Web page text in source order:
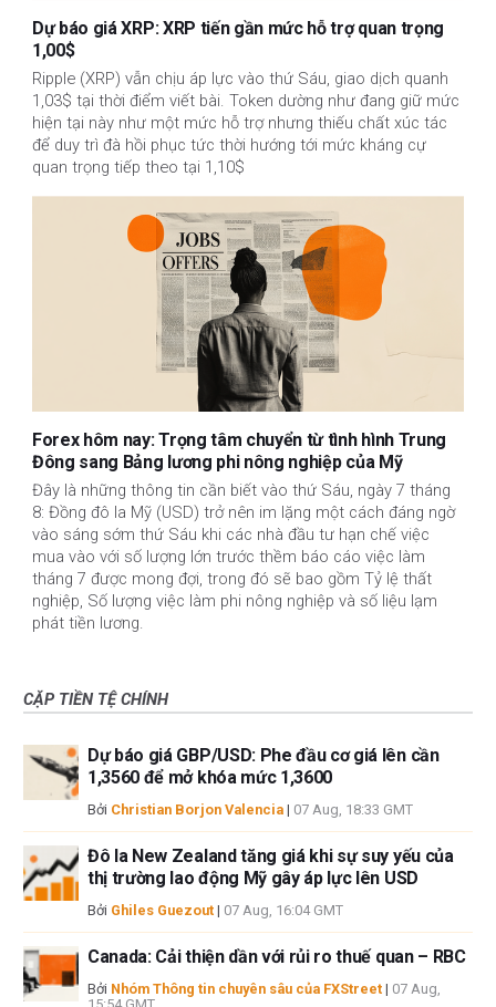
Dự báo giá XRP: XRP tiến gần mức hỗ trợ quan trọng
1,00$
Ripple (XRP) vẫn chịu áp lực vào thứ Sáu, giao dịch quanh
1,03$ tại thời điểm viết bài. Token dường như đang giữ mức
hiện tại này như một mức hỗ trợ nhưng thiếu chất xúc tác
để duy trì đà hồi phục tức thời hướng tới mức kháng cự
quan trọng tiếp theo tại 1,10$
Forex hôm nay: Trọng tâm chuyển từ tình hình Trung
Đông sang Bảng lương phi nông nghiệp của Mỹ
Đây là những thông tin cần biết vào thứ Sáu, ngày 7 tháng
8: Đồng đô la Mỹ (USD) trở nên im lặng một cách đáng ngờ
vào sáng sớm thứ Sáu khi các nhà đầu tư hạn chế việc
mua vào với số lượng lớn trước thềm báo cáo việc làm
tháng 7 được mong đợi, trong đó sẽ bao gồm Tỷ lệ thất
nghiệp, Số lượng việc làm phi nông nghiệp và số liệu lạm
phát tiền lương.
CẶP TIỀN TỆ CHÍNH
Dự báo giá GBP/USD: Phe đầu cơ giá lên cần
1,3560 để mở khóa mức 1,3600
Bởi Christian Borjon Valencia | 07 Aug, 18:33 GMT
Đô la New Zealand tăng giá khi sự suy yếu của
thị trường lao động Mỹ gây áp lực lên USD
Bởi Ghiles Guezout | 07 Aug, 16:04 GMT
Canada: Cải thiện dần với rủi ro thuế quan – RBC
Bởi Nhóm Thông tin chuyên sâu của FXStreet | 07 Aug,